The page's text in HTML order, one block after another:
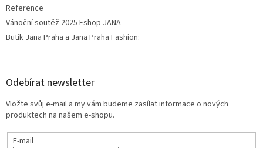
Reference
Vánoční soutěž 2025 Eshop JANA
Butik Jana Praha a Jana Praha Fashion:
Odebírat newsletter
Vložte svůj e-mail a my vám budeme zasílat informace o nových
produktech na našem e-shopu.
E-mail